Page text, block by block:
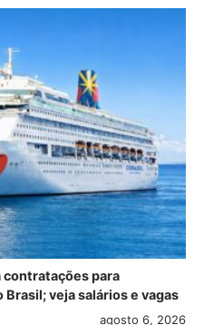
para
veja salários e vagas
agosto 6, 2026